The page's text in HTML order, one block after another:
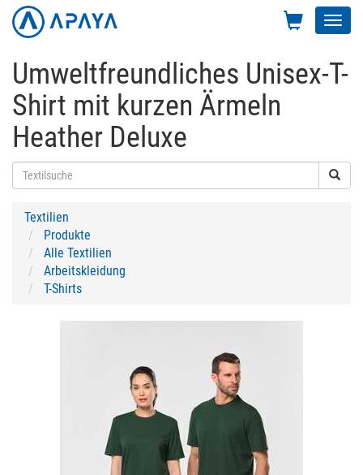
Umweltfreundliches Unisex-T-
Shirt mit kurzen Ärmeln
Heather Deluxe
Textilien
Produkte
Alle Textilien
Arbeitskleidung
T-Shirts